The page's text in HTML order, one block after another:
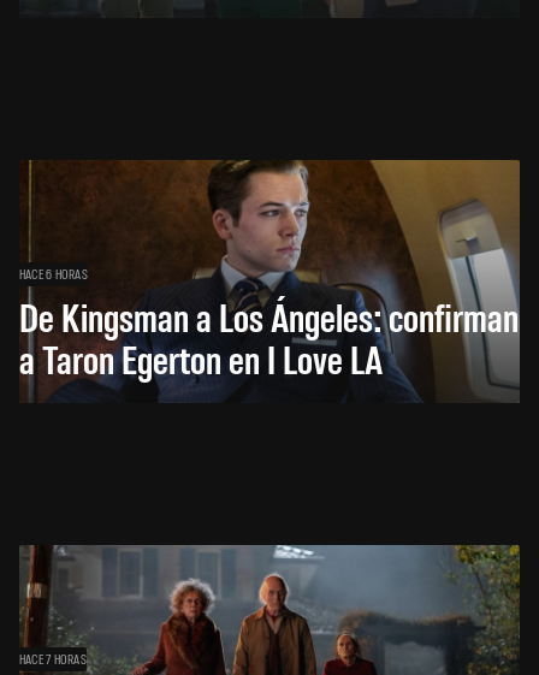
HACE 6 HORAS
De Kingsman a Los Ángeles: confirman
a Taron Egerton en I Love LA
HACE 7 HORAS